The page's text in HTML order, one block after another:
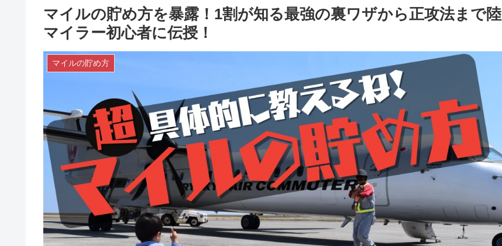
マイルの貯め方を暴露！1割が知る最強の裏ワザから正攻法まで陸
マイラー初心者に伝授！
マイルの貯め方